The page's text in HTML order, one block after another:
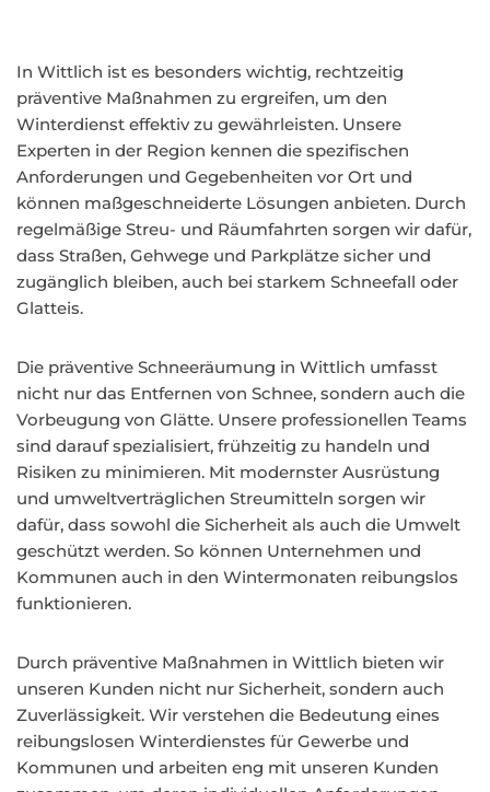
In Wittlich ist es besonders wichtig, rechtzeitig
präventive Maßnahmen zu ergreifen, um den
Winterdienst effektiv zu gewährleisten. Unsere
Experten in der Region kennen die spezifischen
Anforderungen und Gegebenheiten vor Ort und
können maßgeschneiderte Lösungen anbieten. Durch
regelmäßige Streu- und Räumfahrten sorgen wir dafür,
dass Straßen, Gehwege und Parkplätze sicher und
zugänglich bleiben, auch bei starkem Schneefall oder
Glatteis.
Die präventive Schneeräumung in Wittlich umfasst
nicht nur das Entfernen von Schnee, sondern auch die
Vorbeugung von Glätte. Unsere professionellen Teams
sind darauf spezialisiert, frühzeitig zu handeln und
Risiken zu minimieren. Mit modernster Ausrüstung
und umweltverträglichen Streumitteln sorgen wir
dafür, dass sowohl die Sicherheit als auch die Umwelt
geschützt werden. So können Unternehmen und
Kommunen auch in den Wintermonaten reibungslos
funktionieren.
Durch präventive Maßnahmen in Wittlich bieten wir
unseren Kunden nicht nur Sicherheit, sondern auch
Zuverlässigkeit. Wir verstehen die Bedeutung eines
reibungslosen Winterdienstes für Gewerbe und
Kommunen und arbeiten eng mit unseren Kunden